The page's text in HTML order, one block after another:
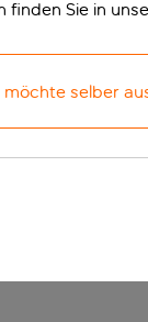
finden Sie in
möchte selber